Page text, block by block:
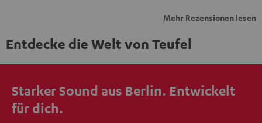
Mehr Rezensionen lesen
Entdecke die Welt von Teufel
Starker Sound aus Berlin. Entwickelt
für dich.